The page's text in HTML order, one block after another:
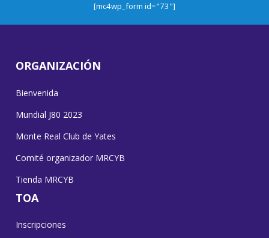
[mc4wp_form id="73"]
ORGANIZACIÓN
Bienvenida
Mundial J80 2023
Monte Real Club de Yates
Comité organizador MRCYB
Tienda MRCYB
TOA
Inscripciones